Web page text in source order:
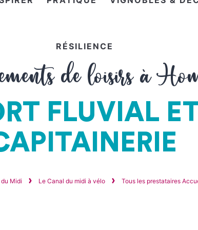
RÉSILIENCE
de loisirs à
FLUVIAL
Midi Le Canal du midi à vélo Tous les prestataires